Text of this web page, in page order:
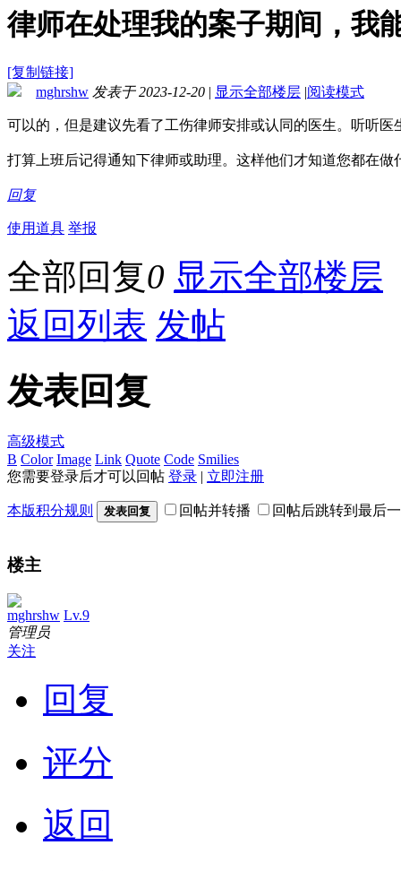
律师在处理我的案子期间，我
[复制链接]
mghrshw 发表于 2023-12-20 | 显示全部楼层 |阅读模式
可以的，但是建议先看了工伤律师安排或认同的医生。听听
打算上班后记得通知下律师或助理。这样他们才知道您都在
回复
使用道具 举报
全部回复0 显示全部楼层
返回列表 发帖
发表回复
高级模式
B Color Image Link Quote Code Smilies
您需要登录后才可以回帖 登录 | 立即注册
本版积分规则 发表回复 回帖并转播 回帖后跳转到最后
楼主
mghrshw Lv.9
管理员
关注
回复
评分
返回